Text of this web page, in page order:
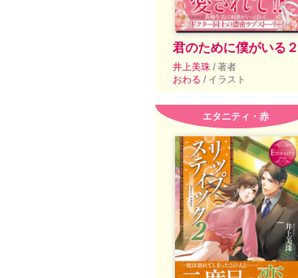
君のために僕がいる２
井上美珠 / 著者
おわる / イラスト
エタニティ・赤